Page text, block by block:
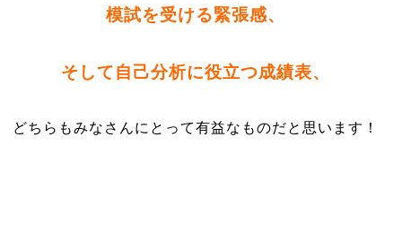
模試を受ける緊張感、
そして自己分析に役立つ成績表、
どちらもみなさんにとって有益なものだと思います！